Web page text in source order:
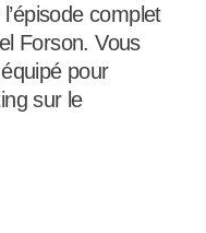
complet
Forson. Vous
pour
sur le